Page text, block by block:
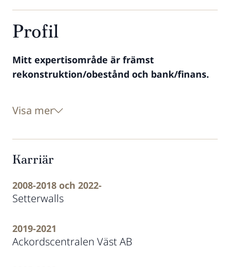
Profil
Mitt expertisområde är främst
rekonstruktion/obestånd och bank/finans.
Visa mer
Karriär
2008-2018 och 2022-
Setterwalls
2019-2021
Ackordscentralen Väst AB